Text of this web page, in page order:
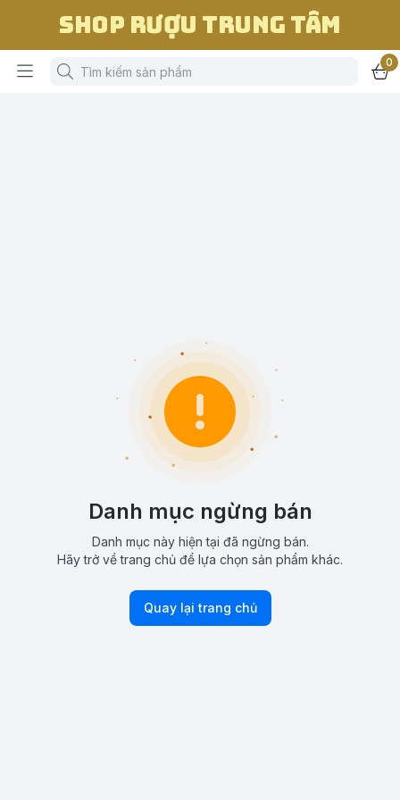
Shop Rượu Trung Tâm
0
Danh mục ngừng bán
Danh mục này hiện tại đã ngừng bán.
Hãy trở về trang chủ để lựa chọn sản phẩm khác.
Quay lại trang chủ